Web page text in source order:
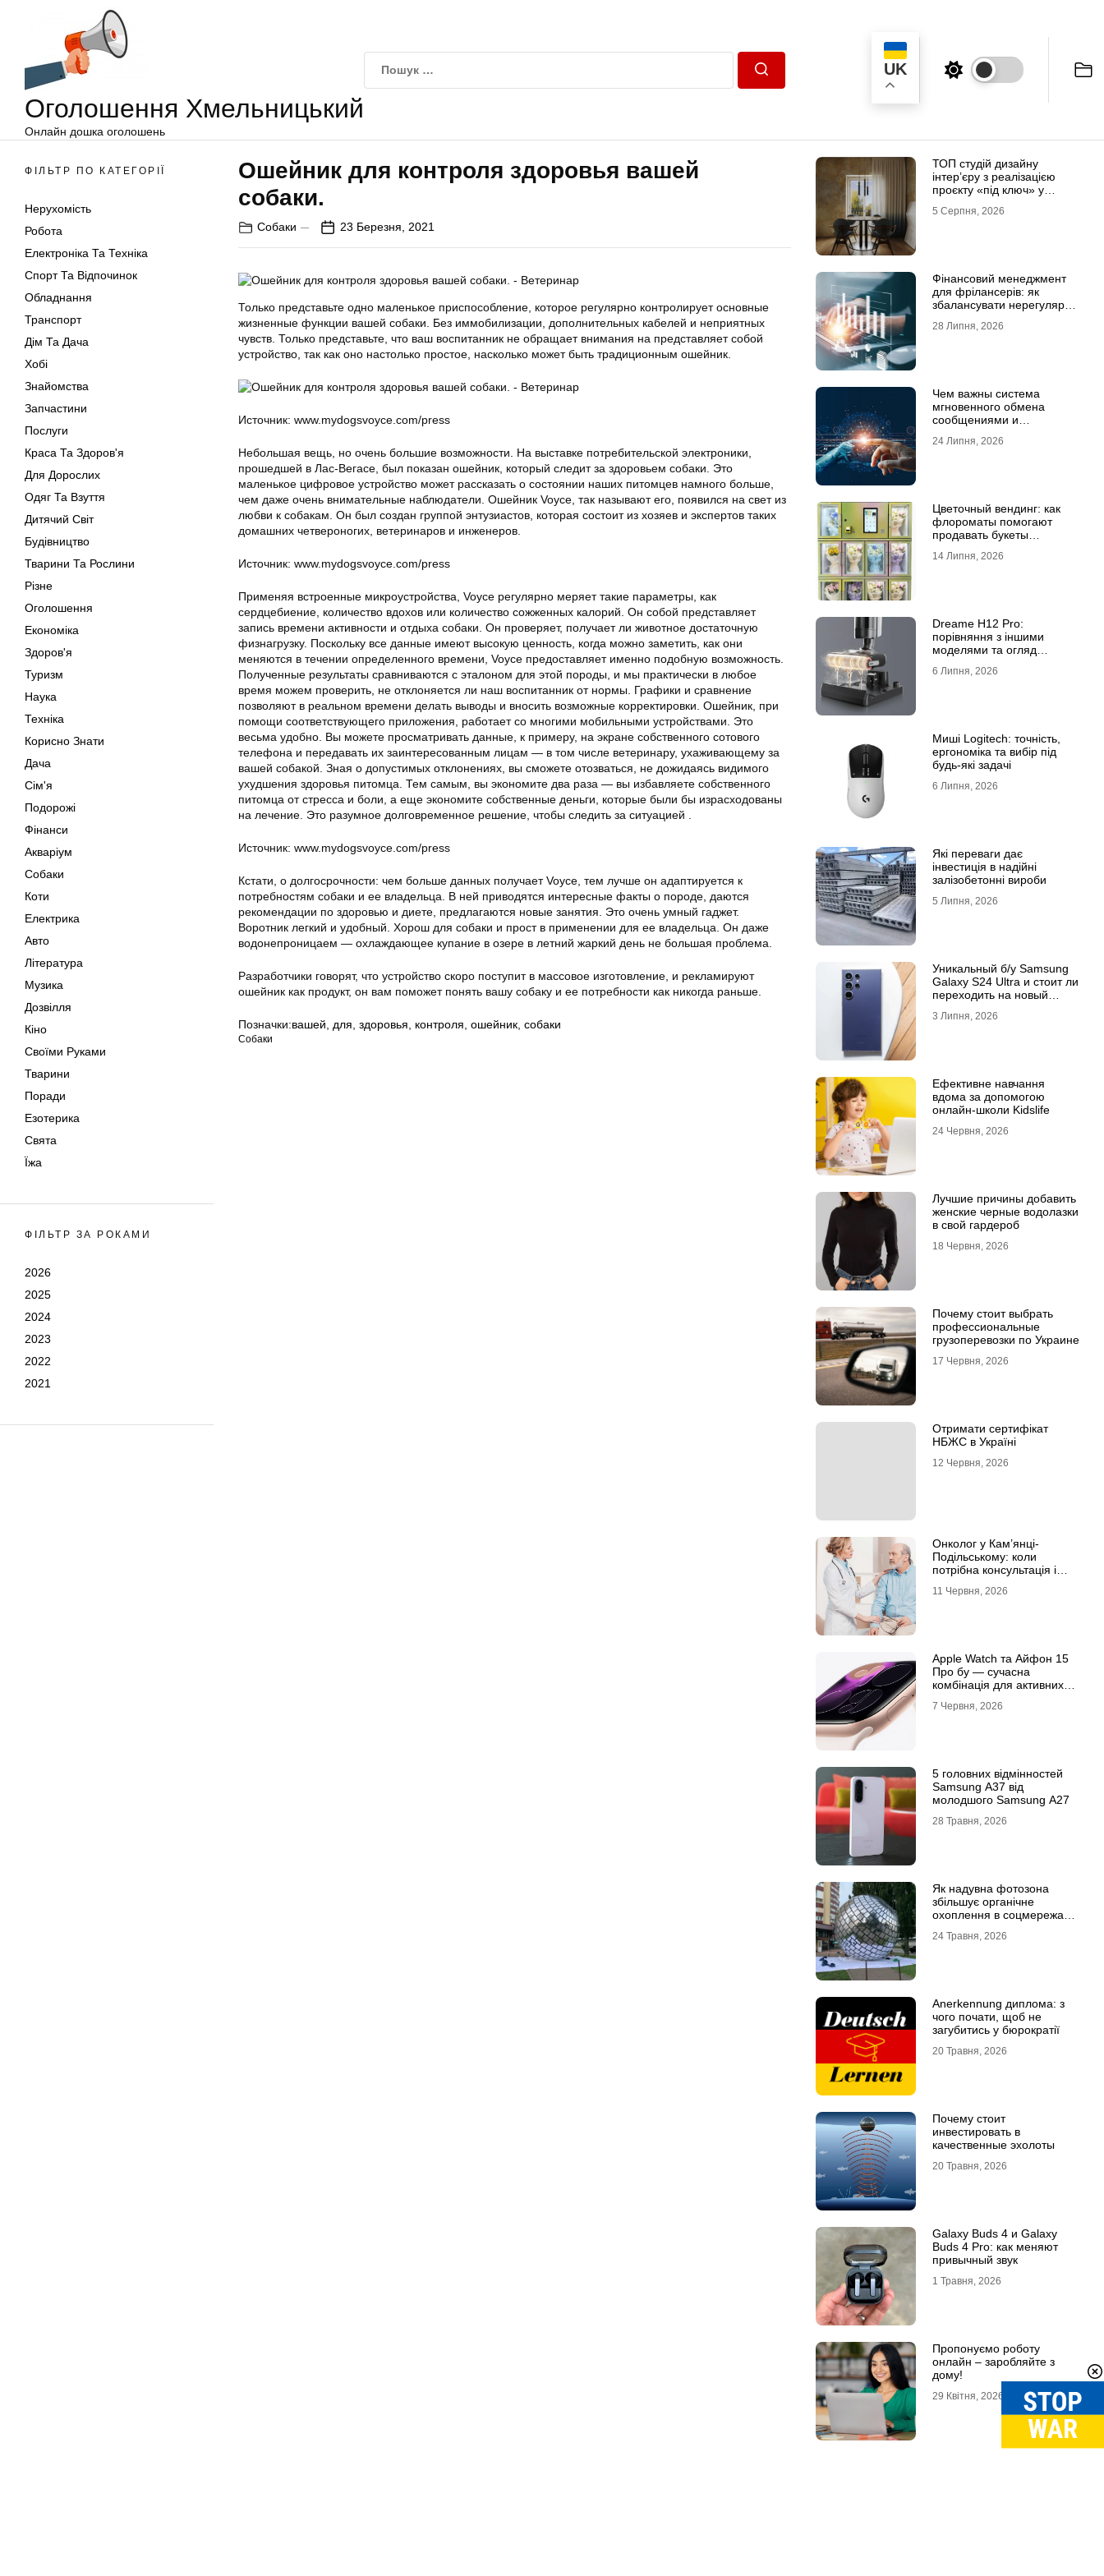
Оголошення Хмельницький
Онлайн дошка оголошень
UK
ФІЛЬТР ПО КАТЕГОРІЇ
Нерухомість
Робота
Електроніка Та Техніка
Спорт Та Відпочинок
Обладнання
Транспорт
Дім Та Дача
Хобі
Знайомства
Запчастини
Послуги
Краса Та Здоров'я
Для Дорослих
Одяг Та Взуття
Дитячий Світ
Будівництво
Тварини Та Рослини
Різне
Оголошення
Економіка
Здоров'я
Туризм
Наука
Техніка
Корисно Знати
Дача
Сім'я
Подорожі
Фінанси
Акваріум
Собаки
Коти
Електрика
Авто
Література
Музика
Дозвілля
Кіно
Своїми Руками
Тварини
Поради
Езотерика
Свята
Їжа
ФІЛЬТР ЗА РОКАМИ
2026
2025
2024
2023
2022
2021
Ошейник для контроля здоровья вашей
собаки.
Собаки 23 Березня, 2021
Только представьте одно маленькое приспособление, которое регулярно контролирует основные
жизненные функции вашей собаки. Без иммобилизации, дополнительных кабелей и неприятных
чувств. Только представьте, что ваш воспитанник не обращает внимания на представляет собой
устройство, так как оно настолько простое, насколько может быть традиционным ошейник.
Источник: www.mydogsvoyce.com/press
Небольшая вещь, но очень большие возможности. На выставке потребительской электроники,
прошедшей в Лас-Вегасе, был показан ошейник, который следит за здоровьем собаки. Это
маленькое цифровое устройство может рассказать о состоянии наших питомцев намного больше,
чем даже очень внимательные наблюдатели. Ошейник Voyce, так называют его, появился на свет из
любви к собакам. Он был создан группой энтузиастов, которая состоит из хозяев и экспертов таких
домашних четвероногих, ветеринаров и инженеров.
Источник: www.mydogsvoyce.com/press
Применяя встроенные микроустройства, Voyce регулярно меряет такие параметры, как
сердцебиение, количество вдохов или количество сожженных калорий. Он собой представляет
запись времени активности и отдыха собаки. Он проверяет, получает ли животное достаточную
физнагрузку. Поскольку все данные имеют высокую ценность, когда можно заметить, как они
меняются в течении определенного времени, Voyce предоставляет именно подобную возможность.
Полученные результаты сравниваются с эталоном для этой породы, и мы практически в любое
время можем проверить, не отклоняется ли наш воспитанник от нормы. Графики и сравнение
позволяют в реальном времени делать выводы и вносить возможные корректировки. Ошейник, при
помощи соответствующего приложения, работает со многими мобильными устройствами. Это
весьма удобно. Вы можете просматривать данные, к примеру, на экране собственного сотового
телефона и передавать их заинтересованным лицам — в том числе ветеринару, ухаживающему за
вашей собакой. Зная о допустимых отклонениях, вы сможете отозваться, не дожидаясь видимого
ухудшения здоровья питомца. Тем самым, вы экономите два раза — вы избавляете собственного
питомца от стресса и боли, а еще экономите собственные деньги, которые были бы израсходованы
на лечение. Это разумное долговременное решение, чтобы следить за ситуацией .
Источник: www.mydogsvoyce.com/press
Кстати, о долгосрочности: чем больше данных получает Voyce, тем лучше он адаптируется к
потребностям собаки и ее владельца. В ней приводятся интересные факты о породе, даются
рекомендации по здоровью и диете, предлагаются новые занятия. Это очень умный гаджет.
Воротник легкий и удобный. Хорош для собаки и прост в применении для ее владельца. Он даже
водонепроницаем — охлаждающее купание в озере в летний жаркий день не большая проблема.
Разработчики говорят, что устройство скоро поступит в массовое изготовление, и рекламируют
ошейник как продукт, он вам поможет понять вашу собаку и ее потребности как никогда раньше.
Позначки:вашей для здоровья контроля ошейник собаки
Собаки
ТОП студій дизайну
інтер’єру з реалізацією
проєкту «під ключ» у
5 Серпня, 2026
Фінансовий менеджмент
для фрілансерів: як
збалансувати нерегулярні
28 Липня, 2026
Чем важны система
мгновенного обмена
сообщениями и
информации для бизнеса
24 Липня, 2026
Цветочный вендинг: как
флороматы помогают
продавать букеты
14 Липня, 2026
Dreame H12 Pro:
порівняння з іншими
моделями та огляд
6 Липня, 2026
Миші Logitech: точність,
ергономіка та вибір під
будь-які задачі
6 Липня, 2026
Які переваги дає
інвестиція в надійні
залізобетонні вироби
5 Липня, 2026
Уникальный б/у Samsung
Galaxy S24 Ultra и стоит ли
переходить на новый
3 Липня, 2026
Ефективне навчання
вдома за допомогою
онлайн-школи Kidslife
24 Червня, 2026
Лучшие причины добавить
женские черные водолазки
в свой гардероб
18 Червня, 2026
Почему стоит выбрать
профессиональные
грузоперевозки по Украине
17 Червня, 2026
Отримати сертифікат
НБЖС в Україні
12 Червня, 2026
Онколог у Кам’янці-
Подільському: коли
потрібна консультація і
обстеження?
11 Червня, 2026
Apple Watch та Айфон 15
Про бу — сучасна
комбінація для активних
7 Червня, 2026
5 головних відмінностей
Samsung A37 від
молодшого Samsung A27
28 Травня, 2026
Як надувна фотозона
збільшує органічне
охоплення в соцмережах:
контенту
24 Травня, 2026
Anerkennung диплома: з
чого почати, щоб не
загубитись у бюрократії
20 Травня, 2026
Почему стоит
инвестировать в
качественные эхолоты
20 Травня, 2026
Galaxy Buds 4 и Galaxy
Buds 4 Pro: как меняют
привычный звук
1 Травня, 2026
Пропонуємо роботу
онлайн – заробляйте з
дому!
29 Квітня, 2026